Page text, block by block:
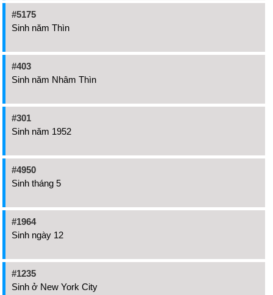
#5175
Sinh năm Thìn
#403
Sinh năm Nhâm Thìn
#301
Sinh năm 1952
#4950
Sinh tháng 5
#1964
Sinh ngày 12
#1235
Sinh ở New York City